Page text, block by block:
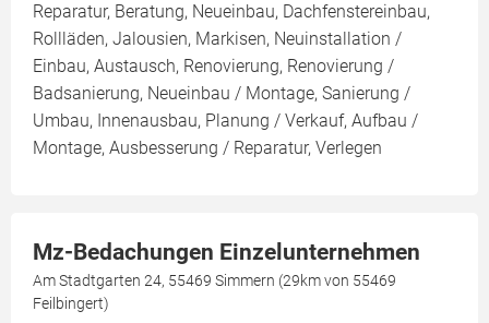
Reparatur, Beratung, Neueinbau, Dachfenstereinbau,
Rollläden, Jalousien, Markisen, Neuinstallation /
Einbau, Austausch, Renovierung, Renovierung /
Badsanierung, Neueinbau / Montage, Sanierung /
Umbau, Innenausbau, Planung / Verkauf, Aufbau /
Montage, Ausbesserung / Reparatur, Verlegen
Mz-Bedachungen Einzelunternehmen
Am Stadtgarten 24, 55469 Simmern (29km von 55469
Feilbingert)